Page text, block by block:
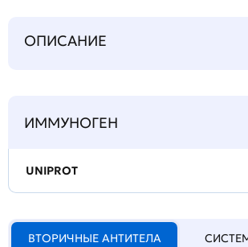
ОПИСАНИЕ
ИММУНОГЕН
UNIPROT
ВТОРИЧНЫЕ АНТИТЕЛА